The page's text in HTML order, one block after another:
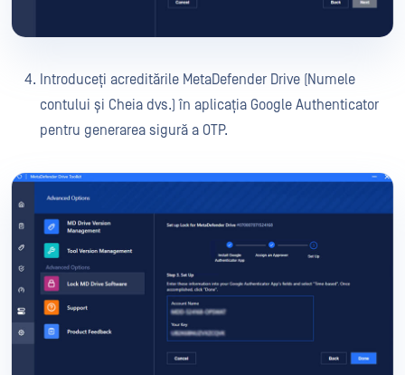
Introduceți acreditările MetaDefender Drive (Numele
contului și Cheia dvs.) în aplicația Google Authenticator
pentru generarea sigură a OTP.